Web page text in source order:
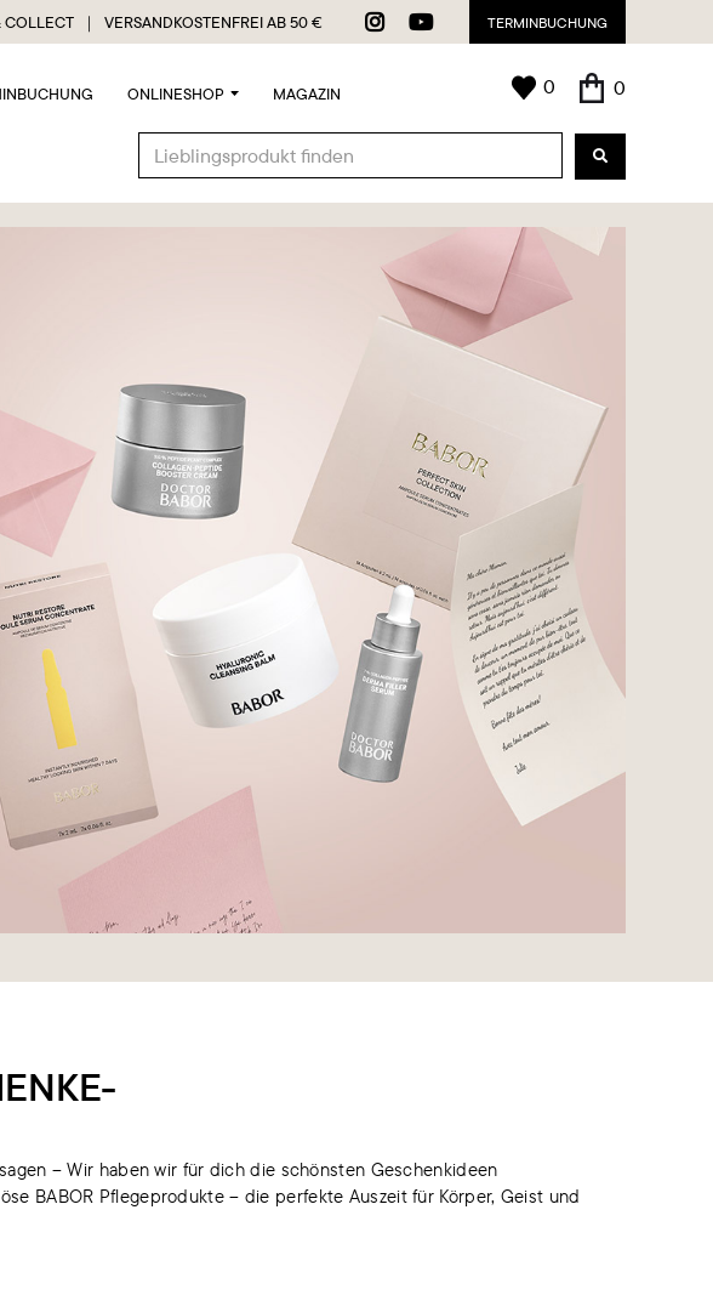
COLLECT ｜ VERSANDKOSTENFREI AB 50 €   TERMINBUCHUNG
ONLINESHOP MAGAZIN 0 0
– Wir haben wir für dich die schönsten Geschenkideen
BABOR Pflegeprodukte – die perfekte Auszeit für Körper, Geist und